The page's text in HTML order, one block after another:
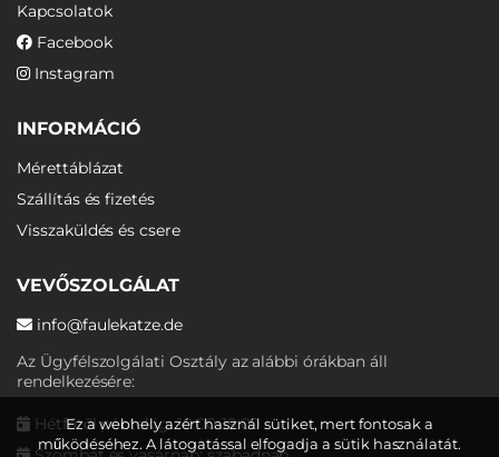
Kapcsolatok
Facebook
Instagram
INFORMÁCIÓ
Mérettáblázat
Szállítás és fizetés
Visszaküldés és csere
VEVŐSZOLGÁLAT
info@faulekatze.de
Az Ügyfélszolgálati Osztály az alábbi órákban áll
rendelkezésére:
Hétfőtől péntekig: 10:00-19:00
Ez a webhely azért használ sütiket, mert fontosak a
működéséhez. A látogatással elfogadja a sütik használatát.